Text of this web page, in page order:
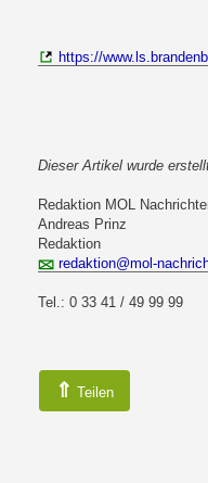
https://
Dieser Artikel wurde
Redaktion MOL
Andreas Prinz
Redaktion
redaktion@mol-
Tel.: 0 33 41 / 49 99 99
⇑ Teilen